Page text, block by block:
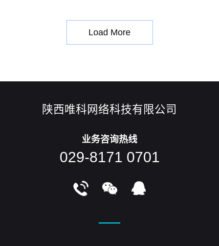
选择一个非常有代表性的域名是网站长期发展的必要考虑。 国
Load More
陕西唯科网络科技有限公司
业务咨询热线
029-8171 0701